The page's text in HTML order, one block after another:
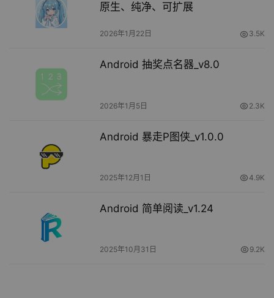
原生、纯净、可扩展
2026年1月22日 3.5K
Android 抽奖点名器_v8.0
2026年1月5日 2.3K
Android 暴走P图侠_v1.0.0
2025年12月1日 4.9K
Android 简单阅读_v1.24
2025年10月31日 9.2K